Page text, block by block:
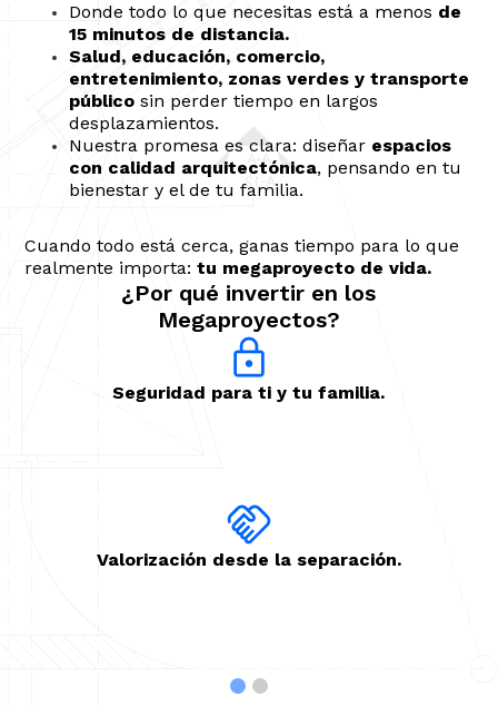
Donde todo lo que necesitas está a menos de
15 minutos de distancia.
Salud, educación, comercio,
entretenimiento, zonas verdes y transporte
públicosin perder tiempo en largos
desplazamientos.
Nuestra promesa es clara: diseñar espacios
con calidad arquitectónica, pensando en tu
bienestar y el de tu familia.
Cuando todo está cerca, ganas tiempo para lo que
realmente importa:tu megaproyecto de vida.
¿Por qué invertir en los
Megaproyectos?
Seguridad para ti y tu familia.
Valorización desde la separación.